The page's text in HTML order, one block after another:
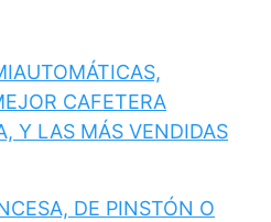
CAFETERA
Y LAS MÁS VENDIDAS
DE PINSTÓN O